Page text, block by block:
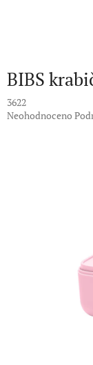
BIBS
3622
Průměrné
Neohodnoceno